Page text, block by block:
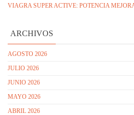
VIAGRA SUPER ACTIVE: POTENCIA
ARCHIVOS
AGOSTO 2026
JULIO 2026
JUNIO 2026
MAYO 2026
ABRIL 2026